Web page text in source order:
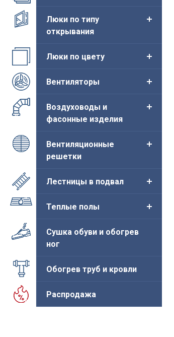
Люки по типу
открывания
Люки по цвету
Вентиляторы
Воздуховоды и
фасонные изделия
Вентиляционные
решетки
Лестницы в подвал
Теплые полы
Сушка обуви и обогрев
ног
Обогрев труб и кровли
Распродажа
с замком
0.8мм
582руб.
Купить
(цветной) 0.8мм
Цена от: